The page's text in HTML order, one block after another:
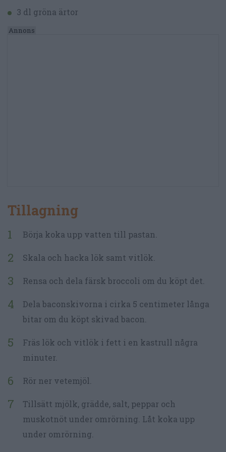
3 dl gröna ärtor
Tillagning
Börja koka upp vatten till pastan.
Skala och hacka lök samt vitlök.
Rensa och dela färsk broccoli om du köpt det.
Dela baconskivorna i cirka 5 centimeter långa
bitar om du köpt skivad bacon.
Fräs lök och vitlök i fett i en kastrull några
minuter.
Rör ner vetemjöl.
Tillsätt mjölk, grädde, salt, peppar och
muskotnöt under omrörning. Låt koka upp
under omrörning.